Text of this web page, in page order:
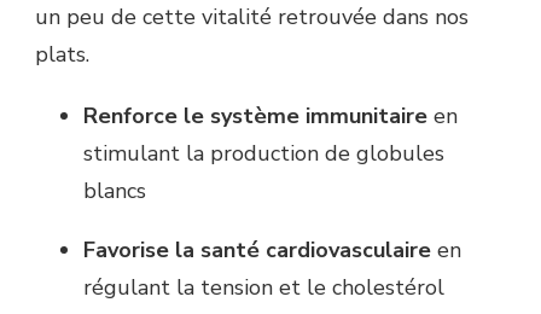
un peu de cette vitalité retrouvée dans nos
plats.
Renforce le système immunitaire en
stimulant la production de globules
blancs
Favorise la santé cardiovasculaire en
régulant la tension et le cholestérol